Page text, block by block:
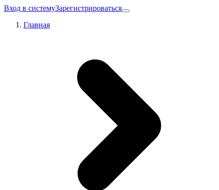
Вход в системуЗарегистрироваться
Главная